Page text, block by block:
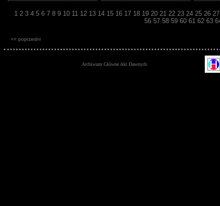
1 2 3 4 5 6 7 8 9 10 11 12 13 14 15 16 17 18 19 20 21 22 23 24 25 26
56 57 58 59 60 61 62 63
<< poprzedni
Archiwum Główne Akt Dawnych